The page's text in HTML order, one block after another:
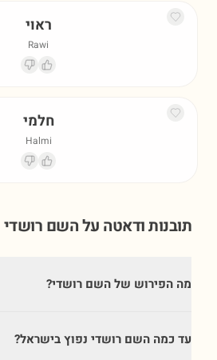
ראוי
Rawi
חלמי
Halmi
תובנות ודאטה על השם רושדי
מה הפירוש של השם רושדי?
עד כמה השם רושדי נפוץ בישראל?